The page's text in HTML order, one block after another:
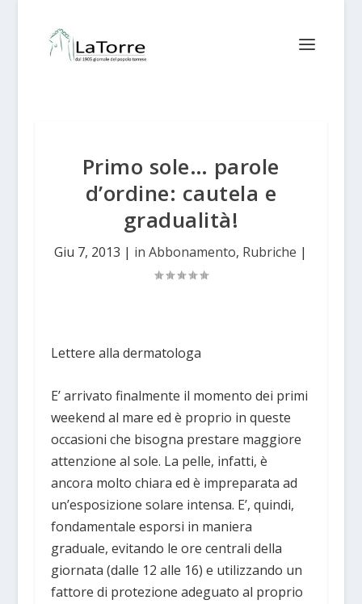
Primo sole… parole
d’ordine: cautela e
gradualità!
Giu 7, 2013 | in Abbonamento, Rubriche |
Lettere alla dermatologa
E’ arrivato finalmente il momento dei primi
weekend al mare ed è proprio in queste
occasioni che bisogna prestare maggiore
attenzione al sole. La pelle, infatti, è
ancora molto chiara ed è impreparata ad
un’esposizione solare intensa. E’, quindi,
fondamentale esporsi in maniera
graduale, evitando le ore centrali della
giornata (dalle 12 alle 16) e utilizzando un
fattore di protezione adeguato al proprio